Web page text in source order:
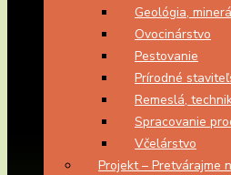
Geológia,
Ovocinárstvo
Pestovanie
Prírodné
Remeslá,
Spracovanie
Včelárstvo
Projekt – Pretvárajme